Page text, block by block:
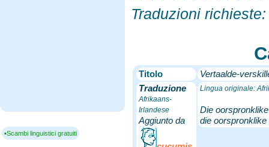
▪Scambi linguistici gratuiti
Traduzioni
Titolo
Vertaalde-
Traduzione
Afrikaans-
Irlandese
Aggiunto da
Lingua originale:
Die
die oorspronklike